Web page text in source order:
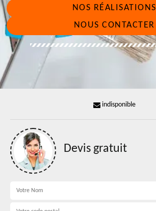
NOS RÉALISATIONS
NOUS CONTACTER
indisponible
Devis gratuit